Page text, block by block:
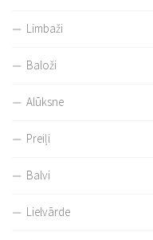
Limbaži
Baloži
Alūksne
Preiļi
Balvi
Lielvārde